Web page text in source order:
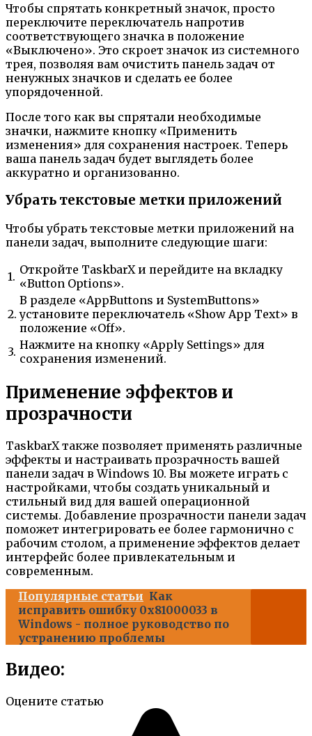
Чтобы спрятать конкретный значок, просто
переключите переключатель напротив
соответствующего значка в положение
«Выключено». Это скроет значок из системного
трея, позволяя вам очистить панель задач от
ненужных значков и сделать ее более
упорядоченной.
После того как вы спрятали необходимые
значки, нажмите кнопку «Применить
изменения» для сохранения настроек. Теперь
ваша панель задач будет выглядеть более
аккуратно и организованно.
Убрать текстовые метки приложений
Чтобы убрать текстовые метки приложений на
панели задач, выполните следующие шаги:
1. Откройте TaskbarX и перейдите на вкладку
«Button Options».
2.
В разделе «AppButtons и SystemButtons»
установите переключатель «Show App Text» в
положение «Off».
3. Нажмите на кнопку «Apply Settings» для
сохранения изменений.
Применение эффектов и
прозрачности
TaskbarX также позволяет применять различные
эффекты и настраивать прозрачность вашей
панели задач в Windows 10. Вы можете играть с
настройками, чтобы создать уникальный и
стильный вид для вашей операционной
системы. Добавление прозрачности панели задач
поможет интегрировать ее более гармонично с
рабочим столом, а применение эффектов делает
интерфейс более привлекательным и
современным.
Популярные статьи Как
исправить ошибку 0x81000033 в
Windows - полное руководство по
устранению проблемы
Видео:
Оцените статью